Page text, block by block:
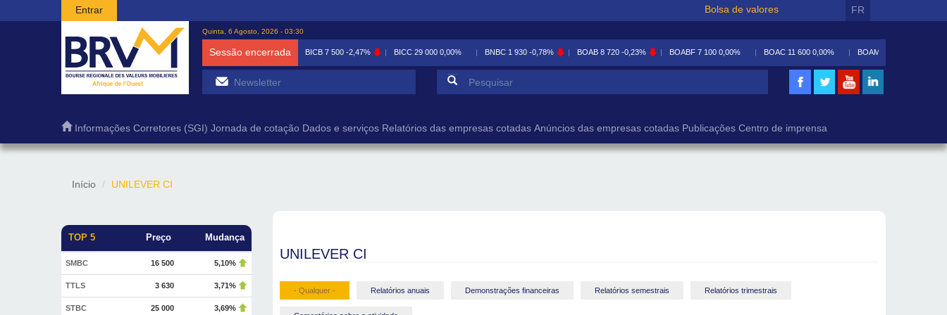
Passar para o conteúdo principal
Entrar Bolsa de valores FR
Quinta, 6 Agosto, 2026 - 03:30
Sessão encerrada BICB 7 500 -2,47% BICC 29 000 0,00% BNBC 1 930 -0,78% BOAB 8 720 -0,23% BOABF 7 100 0,00% BOAC 11 600 0,00% BOAM
Formulário de pesquisa
Informações Corretores (SGI) Jornada de cotação Dados e serviços Relatórios das empresas cotadas Anúncios das empresas cotadas Publicações Centro de imprensa
Início UNILEVER CI
TOP 5 Preço Mudança
SMBC 16 500 5,10%
TTLS 3 630 3,71%
STBC 25 000 3,69%
UNILEVER CI
- Qualquer - Relatórios anuais Demonstrações financeiras Relatórios semestrais Relatórios trimestrais